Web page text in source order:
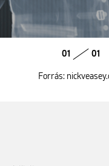
01 01
Forrás: